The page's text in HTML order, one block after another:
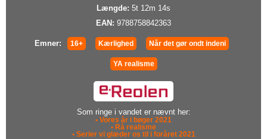
Længde: 5t 12m 14s
EAN: 9788758842363
Emner: 16+ Kærlighed Når det gør ondt indeni
YA realisme
Som ringe i vandet er nævnt her:
• Vores år i bøger 2021
• Rå realisme
• Serier vi glæder os til i foråret 2021